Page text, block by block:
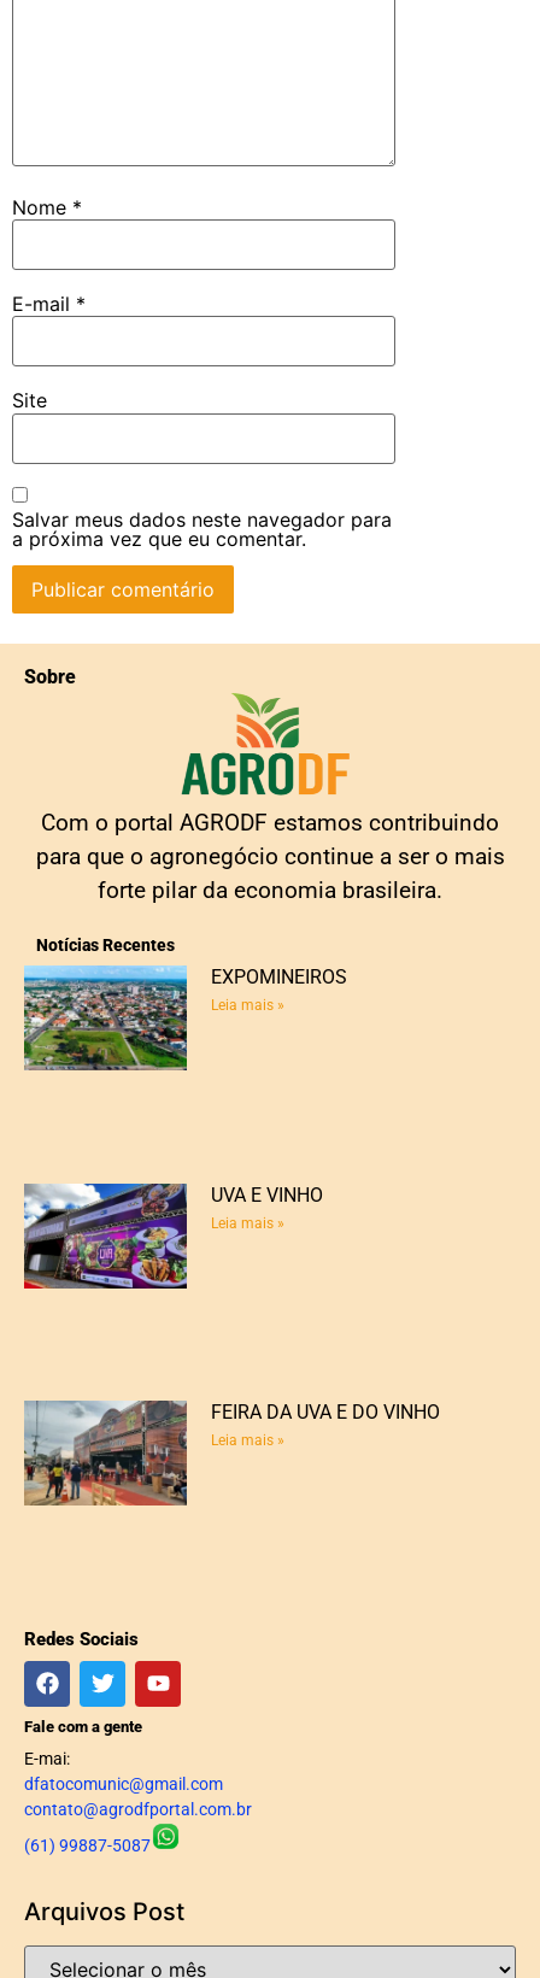
Nome *
E-mail *
Site
Salvar meus dados neste navegador para
a próxima vez que eu comentar.
Sobre
Com o portal AGRODF estamos contribuindo
para que o agronegócio continue a ser o mais
forte pilar da economia brasileira.
Notícias Recentes
EXPOMINEIROS
Leia mais »
UVA E VINHO
Leia mais »
FEIRA DA UVA E DO VINHO
Leia mais »
Redes Sociais
Fale com a gente
E-mai:
dfatocomunic@gmail.com
contato@agrodfportal.com.br
(61) 99887-5087
Arquivos Post